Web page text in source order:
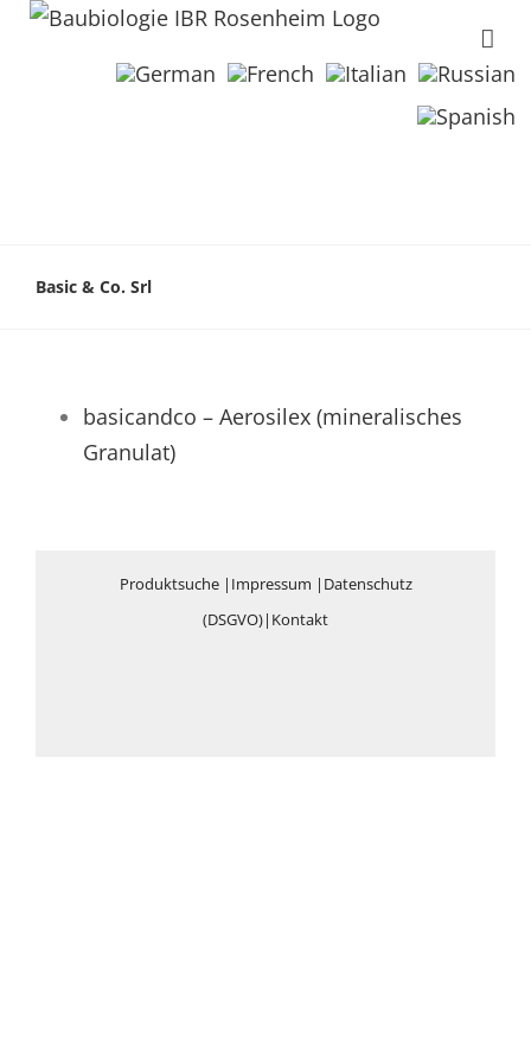
Basic & Co. Srl
basicandco – Aerosilex (mineralisches
Granulat)
Produktsuche| Impressum | Datenschutz
(DSGVO)| Kontakt